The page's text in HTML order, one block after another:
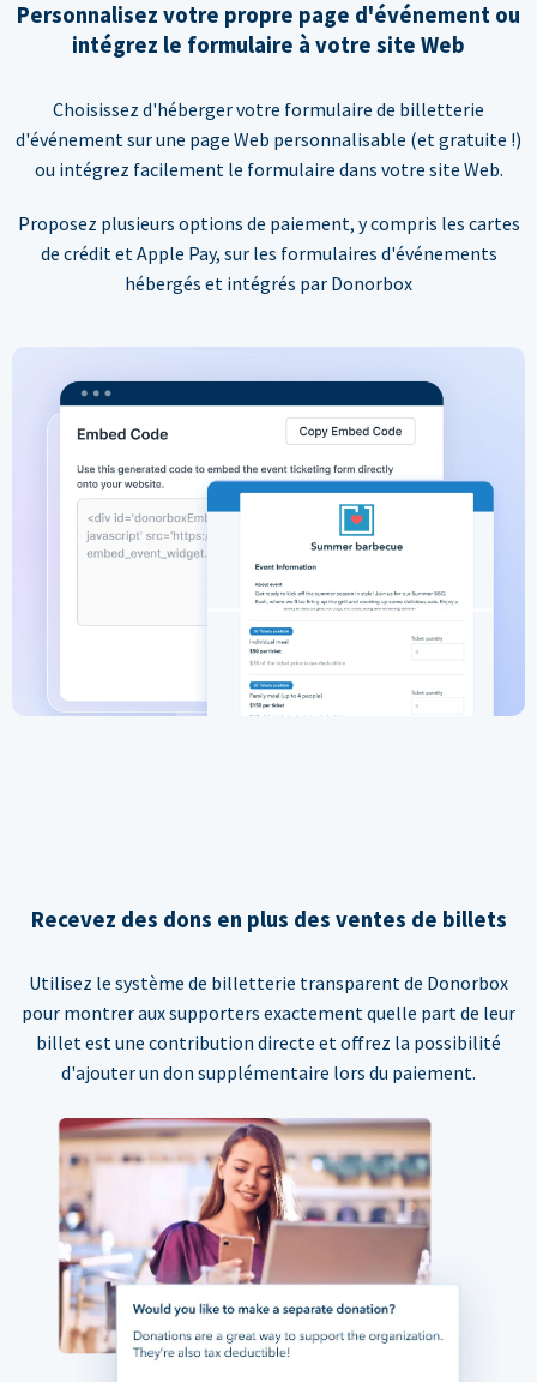
Personnalisez votre propre page d'événement ou
intégrez le formulaire à votre site Web
Choisissez d'héberger votre formulaire de billetterie
d'événement sur une page Web personnalisable (et gratuite !)
ou intégrez facilement le formulaire dans votre site Web.
Proposez plusieurs options de paiement, y compris les cartes
de crédit et Apple Pay, sur les formulaires d'événements
hébergés et intégrés par Donorbox
Recevez des dons en plus des ventes de billets
Utilisez le système de billetterie transparent de Donorbox
pour montrer aux supporters exactement quelle part de leur
billet est une contribution directe et offrez la possibilité
d'ajouter un don supplémentaire lors du paiement.